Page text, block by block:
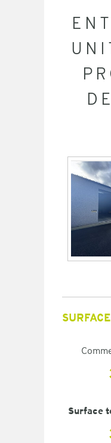
Surface